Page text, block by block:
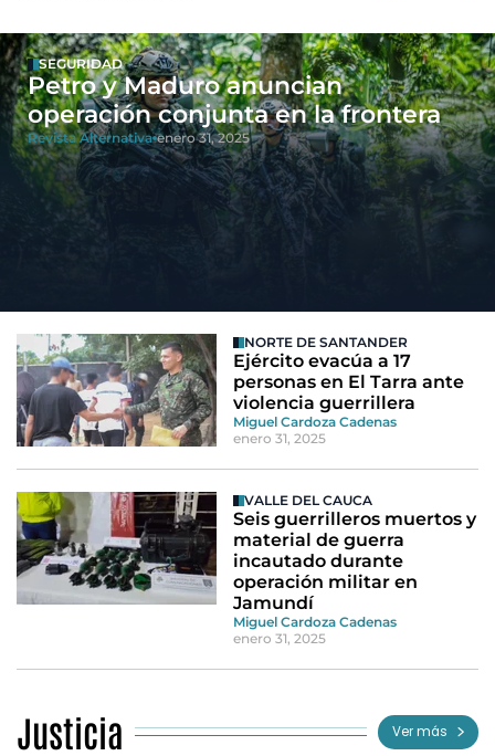
SEGURIDAD
Petro y Maduro anuncian
operación conjunta en la frontera
Revista Alternativa enero 31, 2025
NORTE DE SANTANDER
Ejército evacúa a 17
personas en El Tarra ante
violencia guerrillera
Miguel Cardoza Cadenas
enero 31, 2025
VALLE DEL CAUCA
Seis guerrilleros muertos y
material de guerra
incautado durante
operación militar en
Jamundí
Miguel Cardoza Cadenas
enero 31, 2025
Justicia Ver más